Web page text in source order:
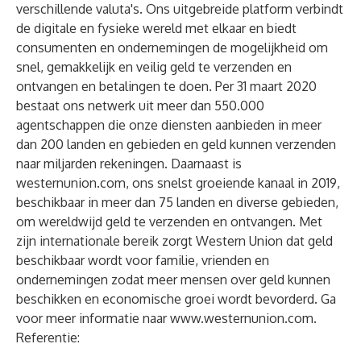
verschillende valuta's. Ons uitgebreide platform verbindt
de digitale en fysieke wereld met elkaar en biedt
consumenten en ondernemingen de mogelijkheid om
snel, gemakkelijk en veilig geld te verzenden en
ontvangen en betalingen te doen. Per 31 maart 2020
bestaat ons netwerk uit meer dan 550.000
agentschappen die onze diensten aanbieden in meer
dan 200 landen en gebieden en geld kunnen verzenden
naar miljarden rekeningen. Daarnaast is
westernunion.com, ons snelst groeiende kanaal in 2019,
beschikbaar in meer dan 75 landen en diverse gebieden,
om wereldwijd geld te verzenden en ontvangen. Met
zijn internationale bereik zorgt Western Union dat geld
beschikbaar wordt voor familie, vrienden en
ondernemingen zodat meer mensen over geld kunnen
beschikken en economische groei wordt bevorderd. Ga
voor meer informatie naarwww.westernunion.com.
Referentie: